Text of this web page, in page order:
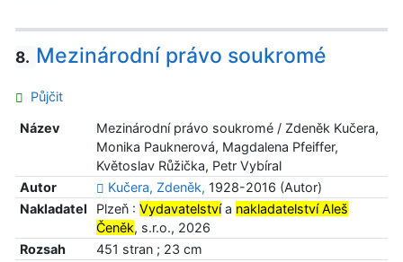
8. Mezinárodní právo soukromé
Půjčit
Název
Mezinárodní právo soukromé / Zdeněk Kučera,
Monika Pauknerová, Magdalena Pfeiffer,
Květoslav Růžička, Petr Vybíral
Autor
Kučera, Zdeněk, 1928-2016 (Autor)
Nakladatel
Plzeň : Vydavatelstvía nakladatelství Aleš
Čeněk, s.r.o., 2026
Rozsah
451 stran ; 23 cm